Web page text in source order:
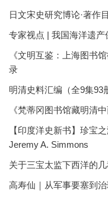
日文宋史研究博论·著作
专家视点 | 我国海洋遗
《文明互鉴：上海图书
录
明清史料汇编（全9集93
《梵蒂冈图书馆藏明清
【印度洋史新书】珍宝
Jeremy A. Simmons
关于三宝太监下西洋的
高寿仙｜从军事要塞到